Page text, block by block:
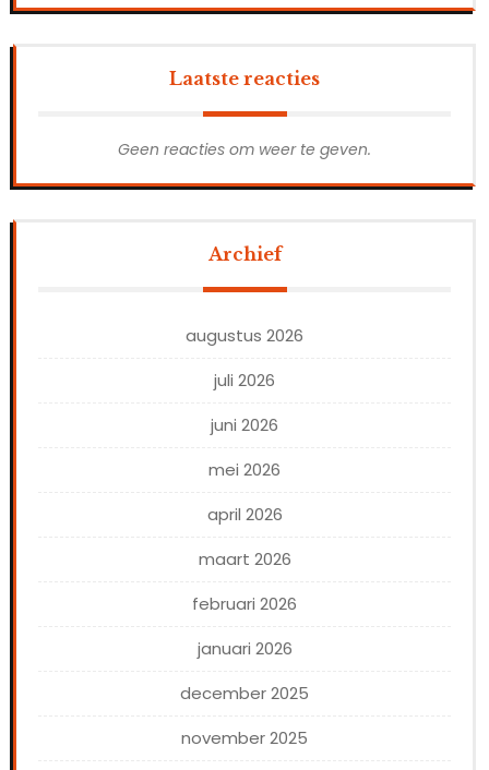
Laatste reacties
Geen reacties om weer te geven.
Archief
augustus 2026
juli 2026
juni 2026
mei 2026
april 2026
maart 2026
februari 2026
januari 2026
december 2025
november 2025